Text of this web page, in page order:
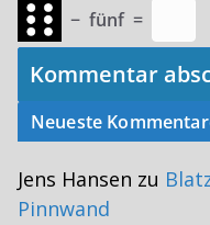
− fünf =
Neueste
Jens Hansen zu
Pinnwand